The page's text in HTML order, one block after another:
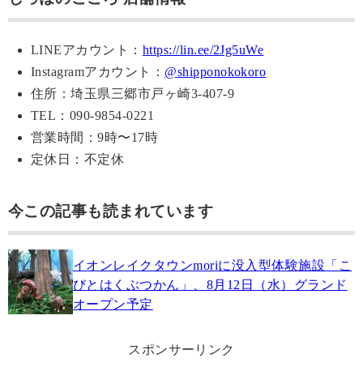
LINEアカウント： https://lin.ee/2Jg5uWe
Instagramアカウント： @shipponokokoro
住所：埼玉県三郷市戸ヶ崎3-407-9
TEL：090-9854-0221
営業時間：9時〜17時
定休日：不定休
今この記事も読まれています
イオンレイクタウンmoriに没入型体験施設「こ
びとはくぶつかん」、8月12日（水）グランド
オープン予定
スポンサーリンク